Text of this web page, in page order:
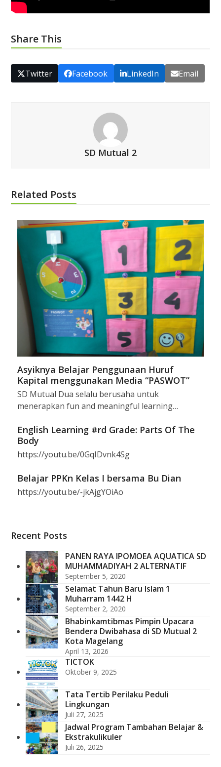
Share This
Twitter Facebook LinkedIn Email
SD Mutual 2
Related Posts
Asyiknya Belajar Penggunaan Huruf
Kapital menggunakan Media “PASWOT”
SD Mutual Dua selalu berusaha untuk
menerapkan fun and meaningful learning…
English Learning #rd Grade: Parts Of The
Body
https://youtu.be/0GqIDvnk4Sg
Belajar PPKn Kelas I bersama Bu Dian
https://youtu.be/-jkAjgYOiAo
Recent Posts
PANEN RAYA IPOMOEA AQUATICA SD
MUHAMMADIYAH 2 ALTERNATIF
September 5, 2020
Selamat Tahun Baru Islam 1
Muharram 1442 H
September 2, 2020
Bhabinkamtibmas Pimpin Upacara
Bendera Dwibahasa di SD Mutual 2
Kota Magelang
April 13, 2026
TICTOK
Oktober 9, 2025
Tata Tertib Perilaku Peduli
Lingkungan
Juli 27, 2025
Jadwal Program Tambahan Belajar &
Ekstrakulikuler
Juli 26, 2025